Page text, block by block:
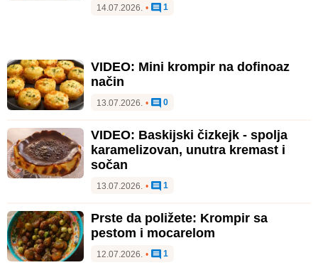
14.07.2026. • 1
VIDEO: Mini krompir na dofinoaz
način
13.07.2026. • 0
VIDEO: Baskijski čizkejk - spolja
karamelizovan, unutra kremast i
sočan
13.07.2026. • 1
Prste da poližete: Krompir sa
pestom i mocarelom
12.07.2026. • 1